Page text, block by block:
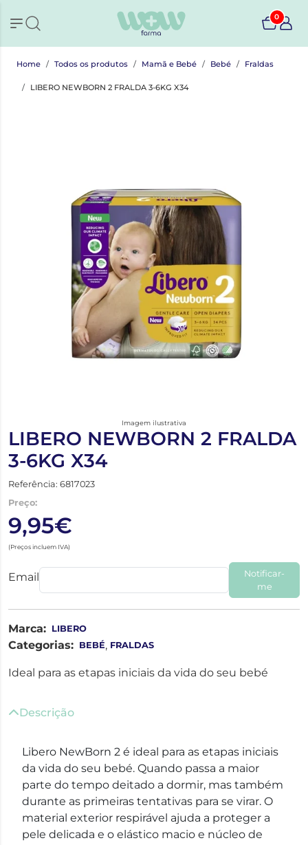
0
Home Todos os produtos Mamã e Bebé Bebé Fraldas
LIBERO NEWBORN 2 FRALDA 3-6KG X34
Imagem ilustrativa
LIBERO NEWBORN 2 FRALDA
3-6KG X34
Referência: 6817023
Preço:
9,95€
(Preços incluem IVA)
Email
Notificar-
me
Marca: LIBERO
Categorias: BEBÉ, FRALDAS
Ideal para as etapas iniciais da vida do seu bebé
Descrição
Libero NewBorn 2 é ideal para as etapas iniciais
da vida do seu bebé. Quando passa a maior
parte do tempo deitado a dormir, mas também
durante as primeiras tentativas para se virar. O
material exterior respirável ajuda a proteger a
pele delicada e o elástico macio e núcleo de